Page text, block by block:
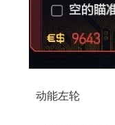
动能左轮